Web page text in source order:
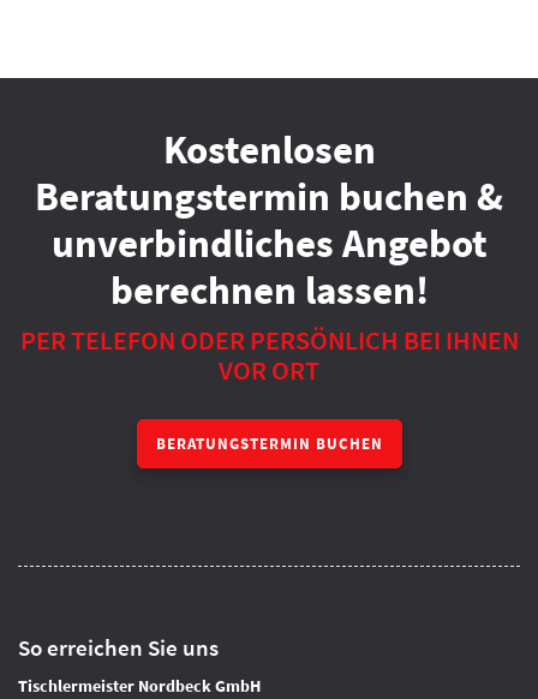
Kostenlosen
Beratungstermin buchen &
unverbindliches Angebot
berechnen lassen!
PER TELEFON ODER PERSÖNLICH BEI IHNEN
VOR ORT
BERATUNGSTERMIN BUCHEN
So erreichen Sie uns
Tischlermeister Nordbeck GmbH